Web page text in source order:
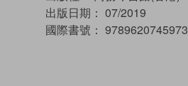
出版日期： 07/2019
國際書號： 9789620745973